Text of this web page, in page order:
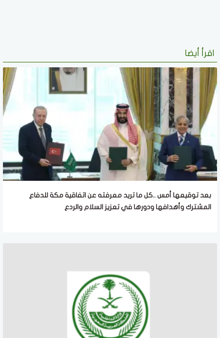
اقرأ أيضا
بعد توقيعها أمس ..كل ما تريد معرفته عن اتفاقية مكة للدفاع
المشترك وأهدافها ودورها في تعزيز السلام والردع